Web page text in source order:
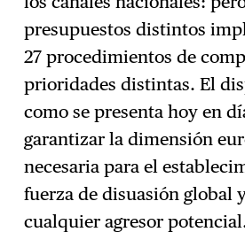
presupuestos distintos
27 procedimientos de
prioridades distintas. El
como se presenta hoy en
garantizar la dimensión
necesaria para el
fuerza de disuasión global
cualquier agresor